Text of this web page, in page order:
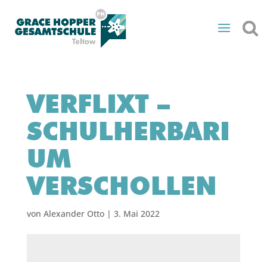
VERFLIXT –
SCHULHERBARI
UM
VERSCHOLLEN
von Alexander Otto| 3. Mai 2022